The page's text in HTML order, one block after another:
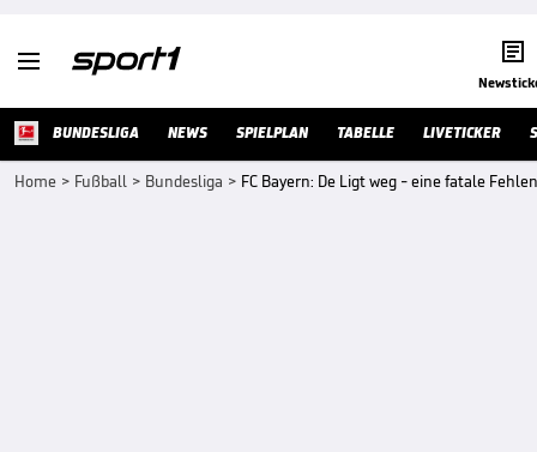
 
BUNDESLIGA NEWS SPIELPLAN TABELLE LIVETICKER
Home > Fußball > Bundesliga > FC Bayern: De Ligt weg - eine fatale